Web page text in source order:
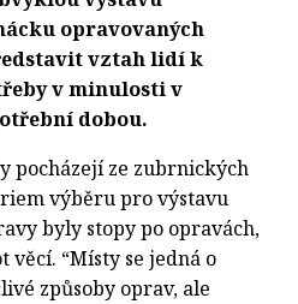
opravovaných
vztah lidí k
v minulosti v
dobou.
pocházejí ze zubrnických
výběru pro výstavu
byly stopy po opravách,
“Místy se jedná o
způsoby oprav, ale